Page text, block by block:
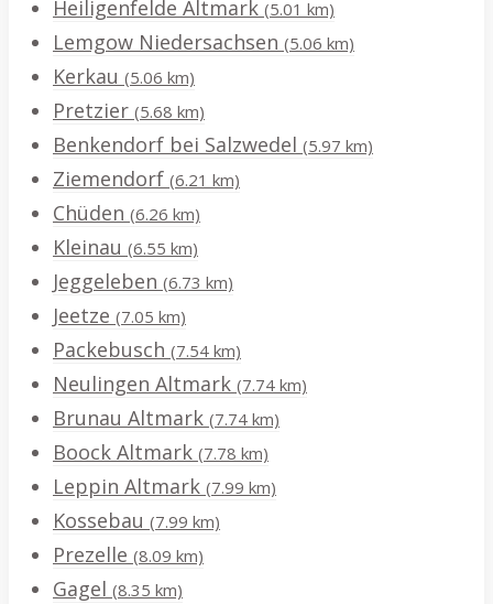
Heiligenfelde Altmark (5.01 km)
Lemgow Niedersachsen (5.06 km)
Kerkau (5.06 km)
Pretzier (5.68 km)
Benkendorf bei Salzwedel (5.97 km)
Ziemendorf (6.21 km)
Chüden (6.26 km)
Kleinau (6.55 km)
Jeggeleben (6.73 km)
Jeetze (7.05 km)
Packebusch (7.54 km)
Neulingen Altmark (7.74 km)
Brunau Altmark (7.74 km)
Boock Altmark (7.78 km)
Leppin Altmark (7.99 km)
Kossebau (7.99 km)
Prezelle (8.09 km)
Gagel (8.35 km)